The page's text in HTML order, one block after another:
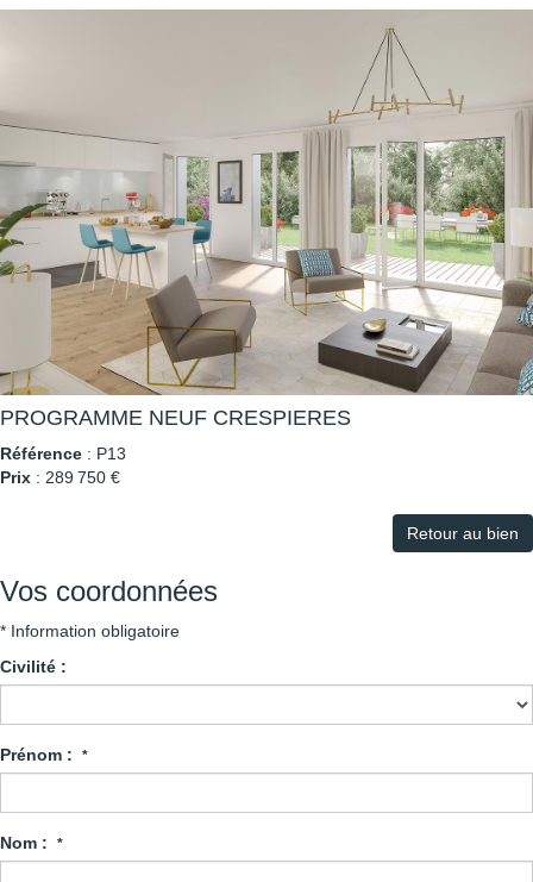
PROGRAMME NEUF CRESPIERES
Référence : P13
Prix : 289 750 €
Retour au bien
Vos coordonnées
* Information obligatoire
Civilité :
Prénom : *
Nom : *